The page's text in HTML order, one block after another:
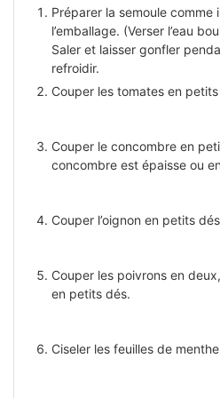
Préparer la semoule comme
l’emballage. (Verser l’eau
Saler et laisser gonfler
refroidir.
Couper les tomates en
Couper le concombre en
concombre est épaisse ou
Couper l’oignon en petits
Couper les poivrons en
en petits dés.
Ciseler les feuilles de